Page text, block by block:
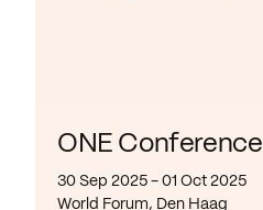
ONE Conference
30 Sep 2025 - 01 Oct 2025
World Forum, Den Haag